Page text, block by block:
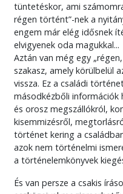
tüntetéskor, ami
régen történt”-nek a
engem már elég idősnek
elvigyenek oda magukkal...
Aztán van még egy
szakasz, amely körülbelül
vissza. Ez a családi
másodkézbőli információk
és orosz megszállókról,
kisemmizésről,
történet kering a
azok nem történelmi
a történelemkönyvek
És van persze a csakis